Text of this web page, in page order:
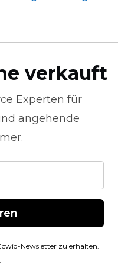
verkauft
Experten für
angehende
Newsletter zu erhalten.